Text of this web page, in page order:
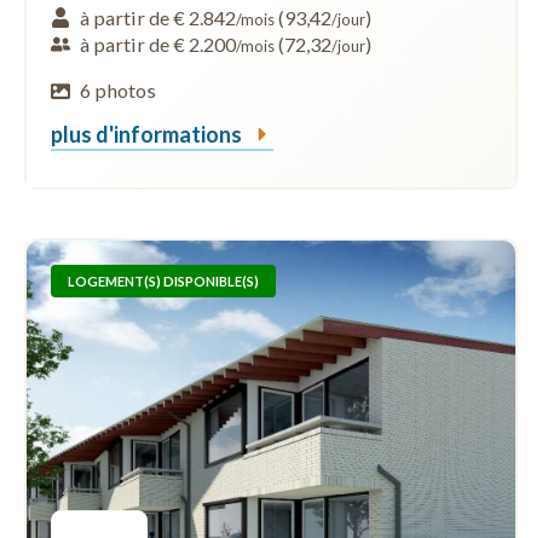
à partir de € 2.842/mois(93,42/jour)
à partir de € 2.200/mois(72,32/jour)
6 photos
plus d'informations
LOGEMENT(S) DISPONIBLE(S)